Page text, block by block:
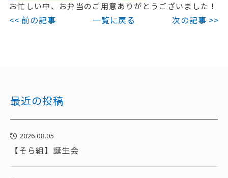
お忙しい中、お弁当のご用意ありがとうございました！
<< 前の記事 一覧に戻る 次の記事 >>
最近の投稿
2026.08.05
【そら組】誕生会